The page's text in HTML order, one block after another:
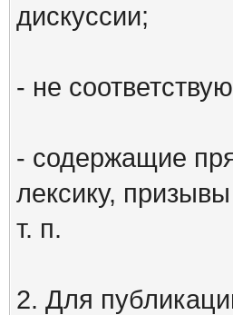
дискуссии;
- не
- содержащие
лексику,
т. п.
2. Для